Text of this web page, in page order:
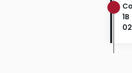
1B